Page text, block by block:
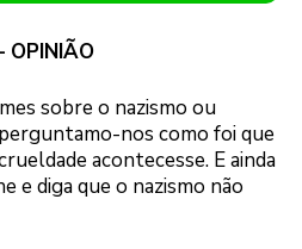
OPINIÃO
sobre o nazismo ou
nos como foi que
acontecesse. E ainda
e diga que o nazismo não